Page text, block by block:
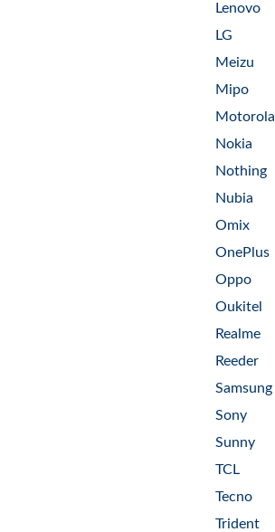
Lenovo
LG
Meizu
Mipo
Motorola
Nokia
Nothing
Nubia
Omix
OnePlus
Oppo
Oukitel
Realme
Reeder
Samsung
Sony
Sunny
TCL
Tecno
Trident